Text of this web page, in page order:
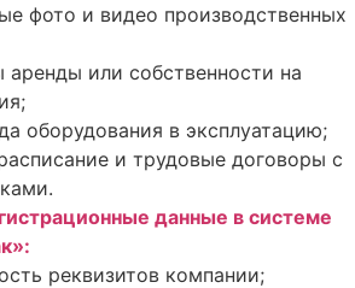
фото и видео производственных
аренды или собственности на
оборудования в эксплуатацию;
и трудовые договоры с
данные в системе
реквизитов компании;